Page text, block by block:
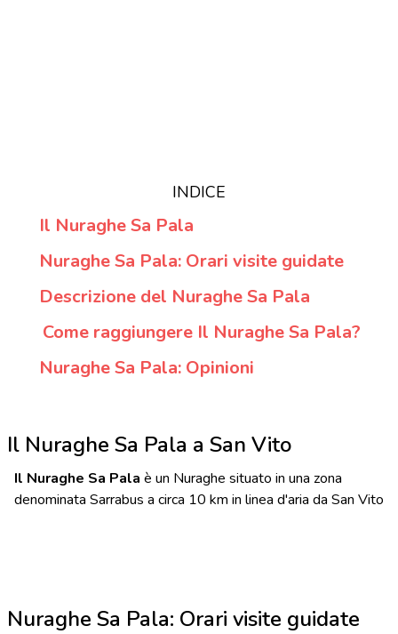
INDICE
Il Nuraghe Sa Pala
Nuraghe Sa Pala: Orari visite guidate
Descrizione del Nuraghe Sa Pala
Come raggiungere Il Nuraghe Sa Pala?
Nuraghe Sa Pala: Opinioni
Il Nuraghe Sa Pala a San Vito
Il Nuraghe Sa Pala è un Nuraghe situato in una zona
denominata Sarrabus a circa 10 km in linea d'aria da San Vito
Nuraghe Sa Pala: Orari visite guidate